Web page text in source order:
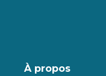
À propos